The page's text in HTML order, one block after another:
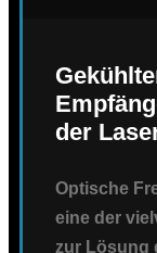
der
Optische
eine der
zur Lösung